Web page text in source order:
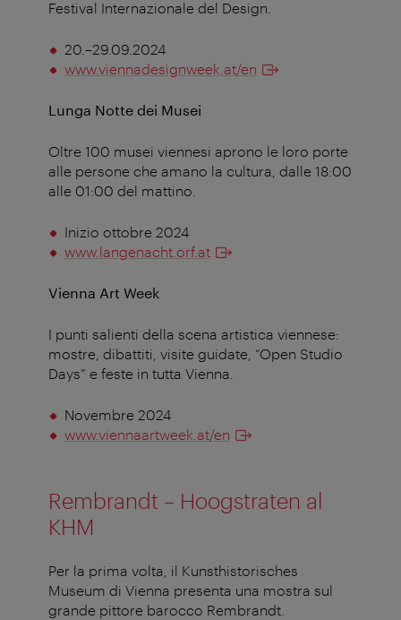
Festival Internazionale del Design.
20.–29.09.2024
www.viennadesignweek.at/en
Lunga Notte dei Musei
Oltre 100 musei viennesi aprono le loro porte
alle persone che amano la cultura, dalle 18:00
alle 01:00 del mattino.
Inizio ottobre 2024
www.langenacht.orf.at
Vienna Art Week
I punti salienti della scena artistica viennese:
mostre, dibattiti, visite guidate, “Open Studio
Days” e feste in tutta Vienna.
Novembre 2024
www.viennaartweek.at/en
Rembrandt – Hoogstraten al
KHM
Per la prima volta, il Kunsthistorisches
Museum di Vienna presenta una mostra sul
grande pittore barocco Rembrandt.